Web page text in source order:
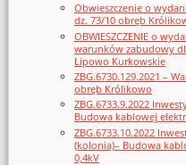
Obwieszczenie o
dz. 73/10 obręb
OBWIESZCZENIE o
warunków zabudowy
Lipowo Kurkowskie
ZBG.6730.129.2021 –
obręb Królikowo
ZBG.6733.9.2022
Budowa kablowej
ZBG.6733.10.2022
(kolonia)– Budowa
0,4kV